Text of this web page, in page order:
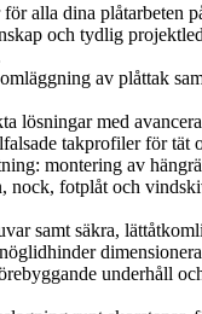
för alla dina plåtarbeten
och tydlig
av plåttak
lösningar med
takprofiler för tät
montering av
nock, fotplåt och
samt säkra,
underhåll